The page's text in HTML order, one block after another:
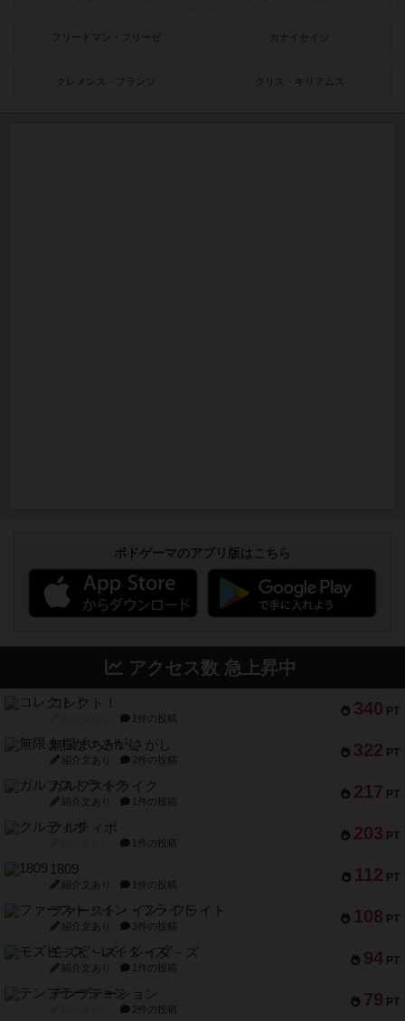
フリードマン・フリーゼ カナイセイジ
クレメンス・フランツ クリス・キリアムス
ボドゲーマのアプリ版はこちら
アクセス数 急上昇中
340 PT
コレクト！
1件の投稿
322 PT
無限まちがいさがし
紹介文あり 2件の投稿
217 PT
ガルフストライク
紹介文あり 1件の投稿
203 PT
クルティボ
1件の投稿
112 PT
1809
紹介文あり 1件の投稿
108 PT
ファースト・イン・フライト
紹介文あり 3件の投稿
94 PT
モズビ－ズ・レイダ－ズ
紹介文あり 1件の投稿
79 PT
テンプテーション
2件の投稿